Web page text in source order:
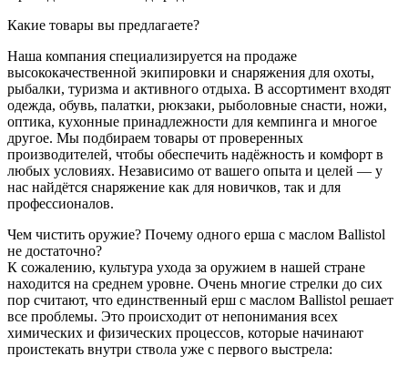
Какие товары вы предлагаете?
Наша компания специализируется на продаже
высококачественной экипировки и снаряжения для охоты,
рыбалки, туризма и активного отдыха. В ассортимент входят
одежда, обувь, палатки, рюкзаки, рыболовные снасти, ножи,
оптика, кухонные принадлежности для кемпинга и многое
другое. Мы подбираем товары от проверенных
производителей, чтобы обеспечить надёжность и комфорт в
любых условиях. Независимо от вашего опыта и целей — у
нас найдётся снаряжение как для новичков, так и для
профессионалов.
Чем чистить оружие? Почему одного ерша с маслом Ballistol
не достаточно?
К сожалению, культура ухода за оружием в нашей стране
находится на среднем уровне. Очень многие стрелки до сих
пор считают, что единственный ерш с маслом Ballistol решает
все проблемы. Это происходит от непонимания всех
химических и физических процессов, которые начинают
проистекать внутри ствола уже с первого выстрела: